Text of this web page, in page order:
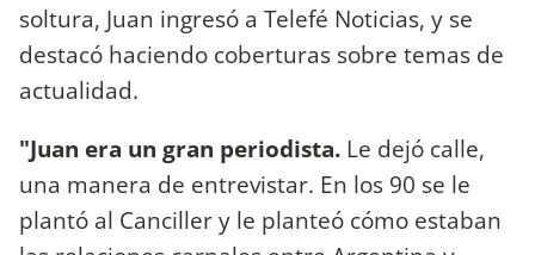
soltura, Juan ingresó a Telefé Noticias, y se
destacó haciendo coberturas sobre temas de
actualidad.
"Juan era un gran periodista. Le dejó calle,
una manera de entrevistar. En los 90 se le
plantó al Canciller y le planteó cómo estaban